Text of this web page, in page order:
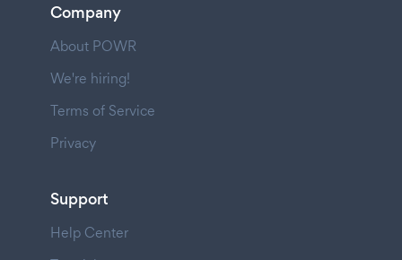
Company
About POWR
We're hiring!
Terms of Service
Privacy
Support
Help Center